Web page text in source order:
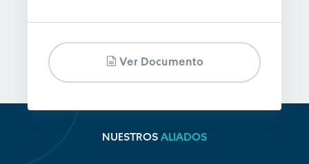
Ver Documento
NUESTROS ALIADOS